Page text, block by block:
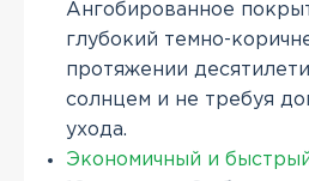
Ангобированное
глубокий темно-
протяжении
солнцем и не требуя
ухода.
Экономичный и